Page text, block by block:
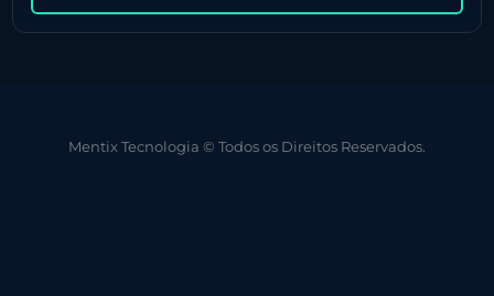
Mentix Tecnologia © Todos os Direitos Reservados.